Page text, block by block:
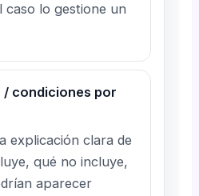
caso lo gestione un
/ condiciones por
explicación clara de
qué no incluye,
aparecer